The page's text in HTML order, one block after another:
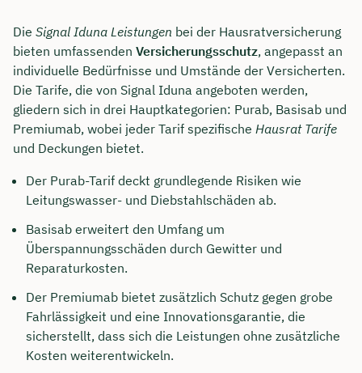
Die Signal Iduna Leistungen bei der Hausratversicherung
bieten umfassenden Versicherungsschutz, angepasst an
individuelle Bedürfnisse und Umstände der Versicherten.
Die Tarife, die von Signal Iduna angeboten werden,
gliedern sich in drei Hauptkategorien: Purab, Basisab und
Premiumab, wobei jeder Tarif spezifische Hausrat Tarife
und Deckungen bietet.
Der Purab-Tarif deckt grundlegende Risiken wie
Leitungswasser- und Diebstahlschäden ab.
Basisab erweitert den Umfang um
Überspannungsschäden durch Gewitter und
Reparaturkosten.
Der Premiumab bietet zusätzlich Schutz gegen grobe
Fahrlässigkeit und eine Innovationsgarantie, die
sicherstellt, dass sich die Leistungen ohne zusätzliche
Kosten weiterentwickeln.